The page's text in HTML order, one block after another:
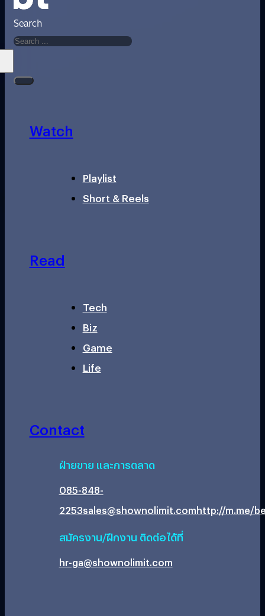
Search
Watch
Playlist
Short & Reels
Read
Tech
Biz
Game
Life
Contact
ฝ่ายขาย และการตลาด
085-848-
2253sales@shownolimit.comhttp://m.me/
สมัครงาน/ฝึกงาน ติดต่อได้ที่
hr-ga@shownolimit.com